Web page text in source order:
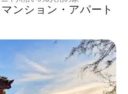
ンション・アパート